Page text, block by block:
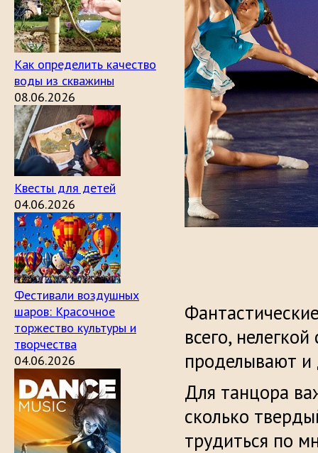
Как определить качество
воды из скважины
08.06.2026
Квесты для детей
04.06.2026
Фестивали воздушных
шаров: Красочное
торжество культуры и
творчества
04.06.2026
всего,
проделывают
Для танцора
сколько
трудиться по